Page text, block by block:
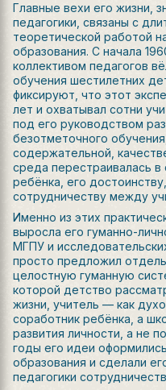
Главные вехи его жизни,
педагогики, связаны с
теоретической работой
образования. С начала
коллективом педагогов
обучения шестилетних
фиксируют, что этот
лет и охватывал сотни
под его руководством
безотметочного
содержательной,
среда перестраивалась в
ребёнка, его
сотрудничеству между
Именно из этих
выросла его гуманно-
МГПУ и
просто предложил
целостную гуманную
которой детство
жизни, учитель — как
соработник ребёнка, а
развития личности, а не
годы его идеи
образования и сделали
педагогики